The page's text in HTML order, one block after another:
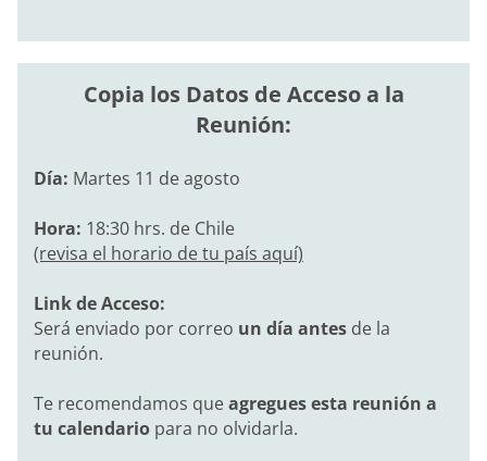
Copia los Datos de Acceso a la
Reunión:
Día: Martes 11 de agosto
Hora: 18:30 hrs. de Chile
(revisa el horario de tu país aquí)
Link de Acceso:
Será enviado por correo un día antes de la
reunión.
Te recomendamos queagregues esta reunión a
tu calendario para no olvidarla.